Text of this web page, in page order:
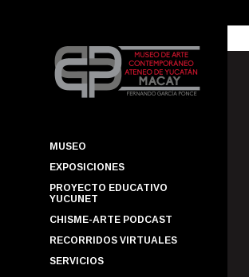
MUSEO
EXPOSICIONES
PROYECTO EDUCATIVO
YUCUNET
CHISME-ARTE PODCAST
RECORRIDOS VIRTUALES
SERVICIOS